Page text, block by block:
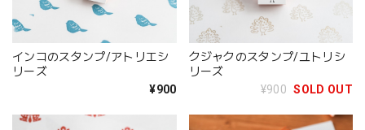
インコのスタンプ/アトリエシ
リーズ
¥900
クジャクのスタンプ/ユトリシ
リーズ
¥900 SOLD OUT